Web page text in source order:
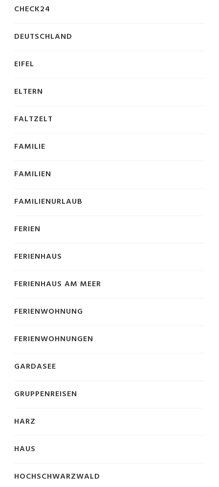
CHECK24
DEUTSCHLAND
EIFEL
ELTERN
FALTZELT
FAMILIE
FAMILIEN
FAMILIENURLAUB
FERIEN
FERIENHAUS
FERIENHAUS AM MEER
FERIENWOHNUNG
FERIENWOHNUNGEN
GARDASEE
GRUPPENREISEN
HARZ
HAUS
HOCHSCHWARZWALD